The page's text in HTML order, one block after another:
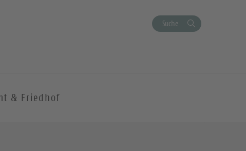
Suche
& Friedhof